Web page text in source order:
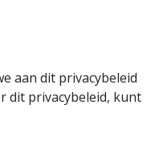
aan dit privacybeleid
dit privacybeleid, kunt